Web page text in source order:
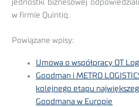
jednostki biznesowej
w firmie Quintiq.
Powiązane wpisy:
Umowa o współpracy OT
Goodman i METRO
kolejnego etapu
Goodmana w Europie